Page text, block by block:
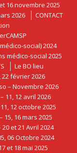
16 novembre 2025
2026
CONTACT
social) 2024
médico-social 2025
Le BO lieu
22 février 2026
– Novembre 2026
11, 12 avril 2026
12 octobre 2025
16 mars 2025
et 21 Avril 2024
06 Octobre 2024
et 18 mai 2025